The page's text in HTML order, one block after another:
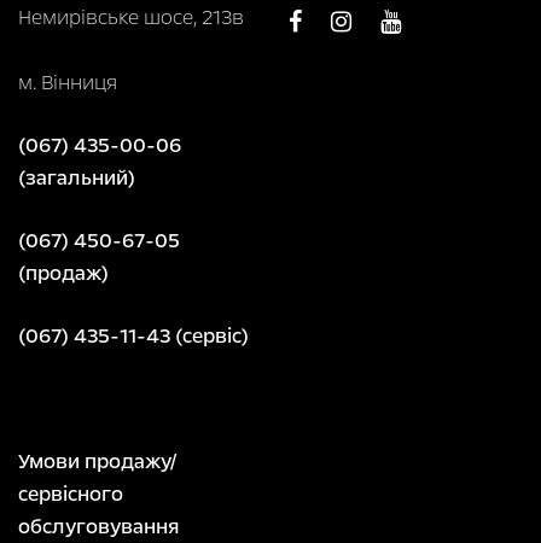
Немирівське шосе, 213в
м. Вінниця
(067) 435-00-06
(загальний)
(067) 450-67-05
(продаж)
(067) 435-11-43 (сервіс)
Умови продажу/
сервісного
обслуговування